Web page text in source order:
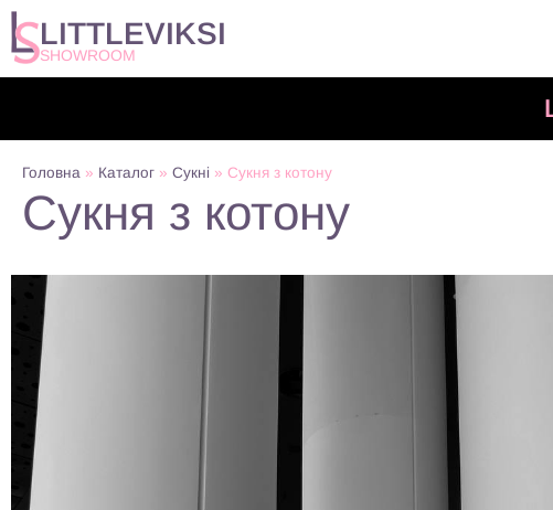
LITTLEVIKSI
SHOWROOM
Головна » Каталог » Сукні » Сукня з котону
Сукня з котону